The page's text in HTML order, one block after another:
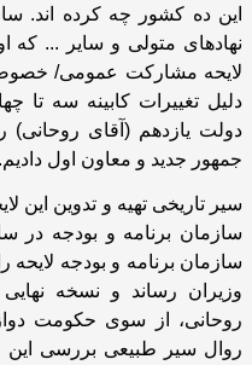
این ده کشور چه کرده اند.
نهادهای متولی و سایر ... که
لایحه مشارکت عمومی/
دلیل تغییرات کابینه سه تا
دولت یازدهم (آقای روحانی)
جمهور جدید و معاون اول
سیر تاریخی تهیه و تدوین این
روحانی، از سوی حکومت
روال سیر طبیعی بررسی این